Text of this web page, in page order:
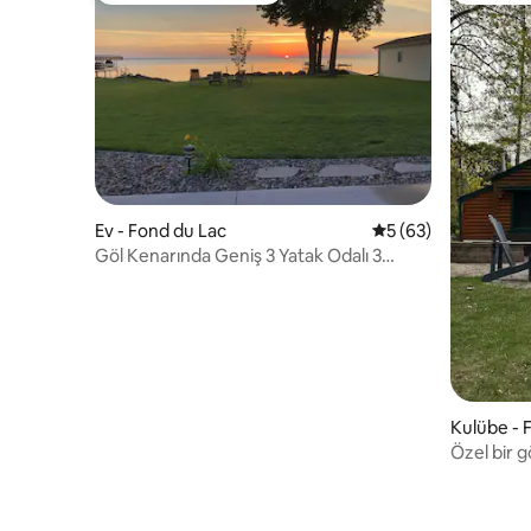
Ev - Fond du Lac 5 üzerinden
5 (63)
Göl Kenarında Geniş 3 Yatak Odalı 3
Kulübe -
Özel bir